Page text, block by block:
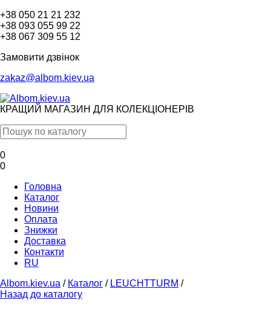
+38 050 21 21 232
+38 093 055 99 22
+38 067 309 55 12
Замовити дзвінок
zakaz@albom.kiev.ua
КРАЩИЙ МАГАЗИН ДЛЯ КОЛЕКЦІОНЕРІВ
0
0
Головна
Каталог
Новини
Оплата
Знижки
Доставка
Контакти
RU
Albom.kiev.ua / Каталог / LEUCHTTURM /
Назад до каталогу